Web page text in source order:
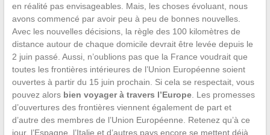
en réalité pas envisageables. Mais, les choses évoluant, nous
avons commencé par avoir peu à peu de bonnes nouvelles.
Avec les nouvelles décisions, la règle des 100 kilomètres de
distance autour de chaque domicile devrait être levée depuis le
2 juin passé. Aussi, n’oublions pas que la France voudrait que
toutes les frontières intérieures de l’Union Européenne soient
ouvertes à partir du 15 juin prochain. Si cela se respectait, vous
pouvez alors bien voyager à travers l’Europe. Les promesses
d’ouvertures des frontières viennent également de part et
d’autre des membres de l’Union Européenne. Retenez qu’à ce
jour, l’Espagne, l’Italie et d’autres pays encore se mettent déjà